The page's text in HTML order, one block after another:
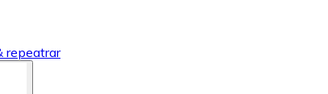
repeatrar